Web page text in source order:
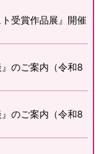
受賞作品展』開催
のご案内（令和8
のご案内（令和8